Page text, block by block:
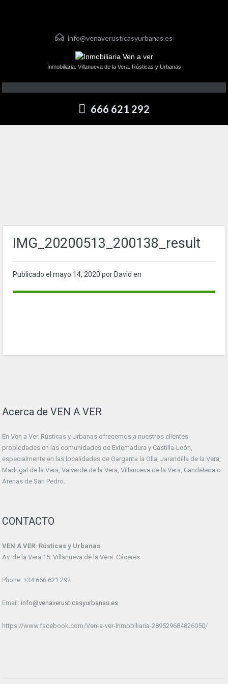
info@venaverusticasyurbanas.es
Inmobiliaria. Villanueva de la Vera. Rústicas y Urbanas
666 621 292
IMG_20200513_200138_result
Publicado el mayo 14, 2020 por David en
Acerca de VEN A VER
En Ven a Ver. Rústicas y Urbanas ofrecemos a nuestros clientes
propiedades en las comunidades de Extemadura y Castilla-León,
especialmente en las localidades de Garganta la Olla, Jarandilla de la Vera,
Madrigal de la Vera, Valverde de la Vera, Villanueva de la Vera, Candeleda o
Arenas de San Pedro.
CONTACTO
VEN A VER. Rústicas y Urbanas
Av. de la Vera 15. Villanueva de la Vera. Cáceres
Phone: +34 666 621 292
Email: info@venaverusticasyurbanas.es
https://www.facebook.com/Ven-a-ver-Inmobiliaria-289529684826050/